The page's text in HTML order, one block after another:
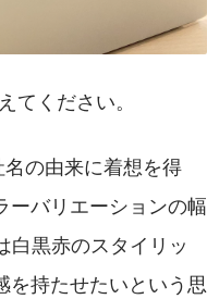
ください。
の由来に着想を得
ーバリエーションの幅
白黒赤のスタイリッ
を持たせたいという思